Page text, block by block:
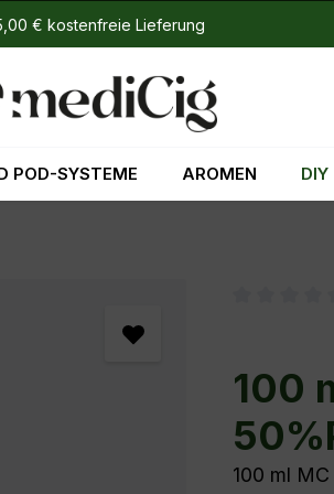
€ kostenfreie Lieferung
POD-SYSTEME AROMEN DIY
100
100 ml